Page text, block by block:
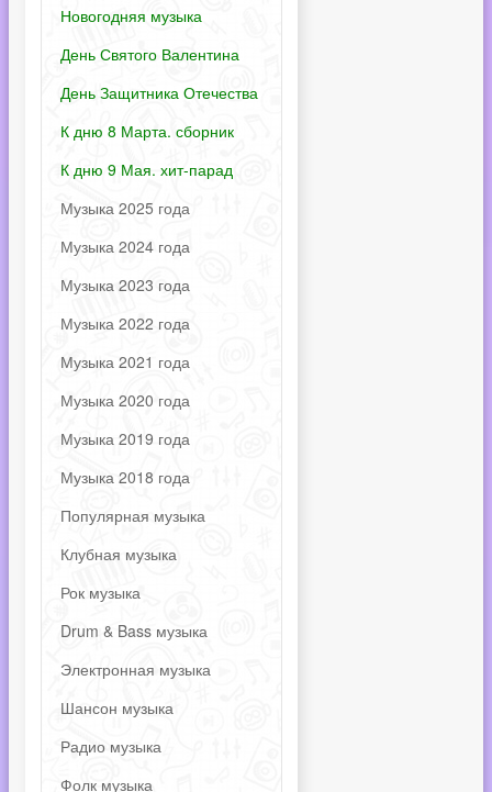
Новогодняя музыка
День Святого Валентина
День Защитника Отечества
К дню 8 Марта. сборник
К дню 9 Мая. хит-парад
Музыка 2025 года
Музыка 2024 года
Музыка 2023 года
Музыка 2022 года
Музыка 2021 года
Музыка 2020 года
Музыка 2019 года
Музыка 2018 года
Популярная музыка
Клубная музыка
Рок музыка
Drum & Bass музыка
Электронная музыка
Шансон музыка
Радио музыка
Фолк музыка